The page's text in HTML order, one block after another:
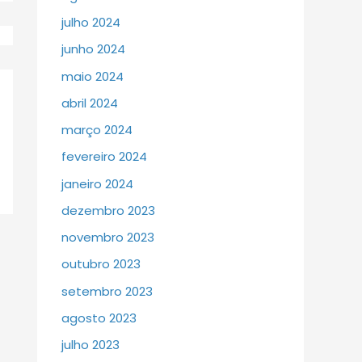
julho 2024
junho 2024
maio 2024
abril 2024
março 2024
fevereiro 2024
janeiro 2024
dezembro 2023
novembro 2023
outubro 2023
setembro 2023
agosto 2023
julho 2023